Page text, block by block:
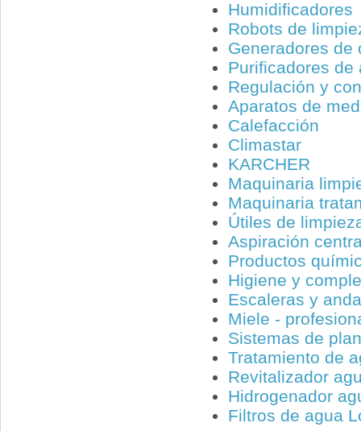
Humidificadores
Robots de
Generadores de
Purificadores de
Regulación y
Aparatos de
Calefacción
Climastar
KARCHER
Maquinaria
Maquinaria
Útiles de
Aspiración
Productos
Higiene y
Escaleras y
Miele -
Sistemas de
Tratamiento de
Revitalizador
Hidrogenador
Filtros de agua